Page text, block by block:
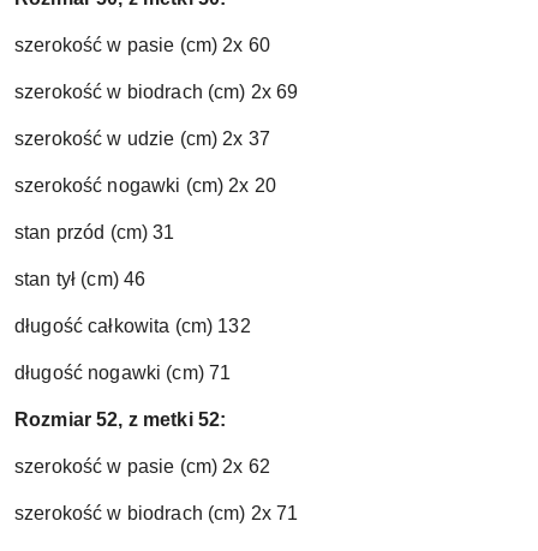
szerokość w pasie (cm) 2x 60
szerokość w biodrach (cm) 2x 69
szerokość w udzie (cm) 2x 37
szerokość nogawki (cm) 2x 20
stan przód (cm) 31
stan tył (cm) 46
długość całkowita (cm) 132
długość nogawki (cm) 71
Rozmiar 52, z metki 52:
szerokość w pasie (cm) 2x 62
szerokość w biodrach (cm) 2x 71